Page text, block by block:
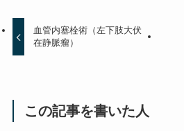
血管内塞栓術（左下肢大伏
在静脈瘤）
この記事を書いた人